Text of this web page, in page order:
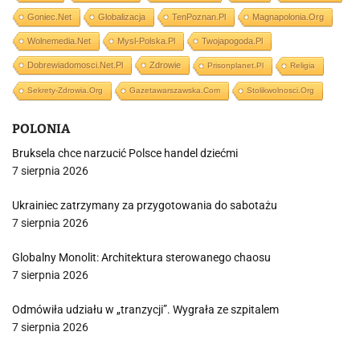
Goniec.net Globalizacja TenPoznan.pl Magnapolonia.org
Wolnemedia.net Mysl-Polska.pl Twojapogoda.pl
Dobrewiadomosci.net.pl Zdrowie Prisonplanet.pl Religia
Sekrety-Zdrowia.org Gazetawarszawska.com Stolikwolnosci.org
POLONIA
Bruksela chce narzucić Polsce handel dziećmi
7 sierpnia 2026
Ukrainiec zatrzymany za przygotowania do sabotażu
7 sierpnia 2026
Globalny Monolit: Architektura sterowanego chaosu
7 sierpnia 2026
Odmówiła udziału w „tranzycji”. Wygrała ze szpitalem
7 sierpnia 2026